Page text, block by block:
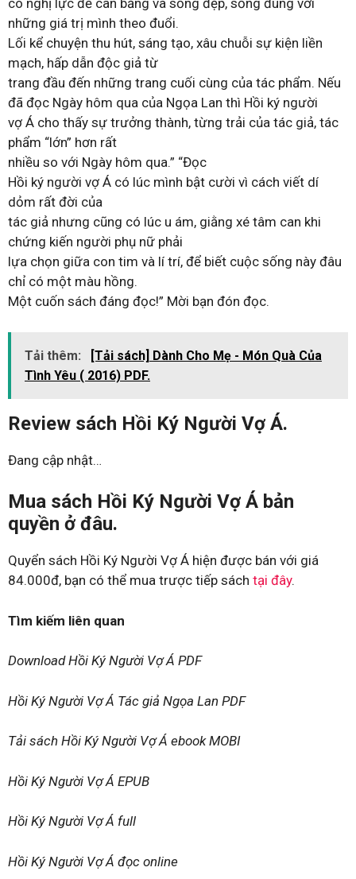
có nghị lực để cân bằng và sống đẹp, sống đúng với
những giá trị mình theo đuổi.
Lối kể chuyện thu hút, sáng tạo, xâu chuỗi sự kiện liền
mạch, hấp dẫn độc giả từ
trang đầu đến những trang cuối cùng của tác phẩm. Nếu
đã đọc Ngày hôm qua của Ngọa Lan thì Hồi ký người
vợ Á cho thấy sự trưởng thành, từng trải của tác giả, tác
phẩm “lớn” hơn rất
nhiều so với Ngày hôm qua.” “Đọc
Hồi ký người vợ Á có lúc mình bật cười vì cách viết dí
dỏm rất đời của
tác giả nhưng cũng có lúc u ám, giằng xé tâm can khi
chứng kiến người phụ nữ phải
lựa chọn giữa con tim và lí trí, để biết cuộc sống này đâu
chỉ có một màu hồng.
Một cuốn sách đáng đọc!” Mời bạn đón đọc.
Tải thêm:
[Tải sách] Dành Cho Mẹ - Món Quà Của
Tình Yêu ( 2016) PDF.
Review sách Hồi Ký Người Vợ Á.
Đang cập nhật…
Mua sách Hồi Ký Người Vợ Á bản
quyền ở đâu.
Quyển sách Hồi Ký Người Vợ Á hiện được bán với giá
84.000đ, bạn có thể mua trược tiếp sách tại đây.
Tìm kiếm liên quan
Download Hồi Ký Người Vợ Á PDF
Hồi Ký Người Vợ Á Tác giả Ngọa Lan PDF
Tải sách Hồi Ký Người Vợ Á ebook MOBI
Hồi Ký Người Vợ Á EPUB
Hồi Ký Người Vợ Á full
Hồi Ký Người Vợ Á đọc online